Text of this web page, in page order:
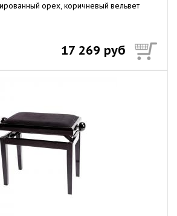
орех, коричневый вельвет
17 269 руб